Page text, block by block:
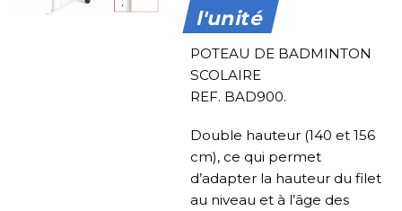
l'unité
POTEAU DE BADMINTON
SCOLAIRE
REF. BAD900.
Double hauteur (140 et 156
cm), ce qui permet
d’adapter la hauteur du filet
au niveau et à l’âge des